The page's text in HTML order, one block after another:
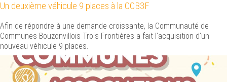
Un deuxième véhicule 9 places à la CCB3F
Afin de répondre à une demande croissante, la Communauté de
Communes Bouzonvillois Trois Frontières a fait l'acquisition d'un
nouveau véhicule 9 places.